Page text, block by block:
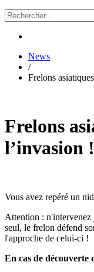
News
/
Frelons
Frelons
l’invasion !
Vous avez repéré un
Attention : n'intervenez
seul, le frelon défend
l'approche de celui-ci !
En cas de découverte